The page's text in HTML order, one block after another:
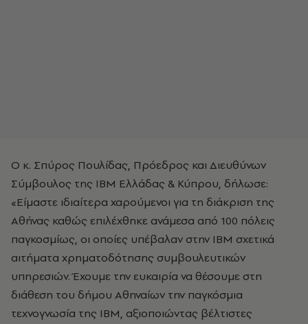
Ο κ. Σπύρος Πουλίδας, Πρόεδρος και Διευθύνων
Σύμβουλος της ΙΒΜ Ελλάδας & Κύπρου, δήλωσε:
«Είμαστε ιδιαίτερα χαρούμενοι για τη διάκριση της
Αθήνας καθώς επιλέχθηκε ανάμεσα από 100 πόλεις
παγκοσμίως, οι οποίες υπέβαλαν στην ΙΒΜ σχετικά
αιτήματα χρηματοδότησης συμβουλευτικών
υπηρεσιών. Έχουμε την ευκαιρία να θέσουμε στη
διάθεση του δήμου Αθηναίων την παγκόσμια
τεχνογνωσία της ΙΒΜ, αξιοποιώντας βέλτιστες